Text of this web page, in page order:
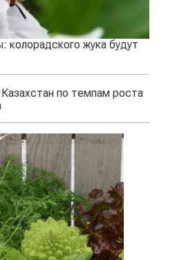
колорадского жука будут
по темпам роста